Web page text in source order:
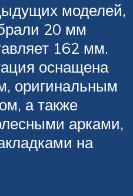
моделей,
20 мм
162 мм.
оснащена
оригинальным
а также
арками,
на